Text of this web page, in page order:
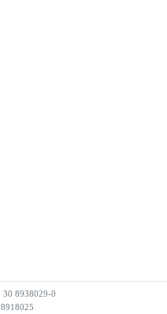
30 8938029-0